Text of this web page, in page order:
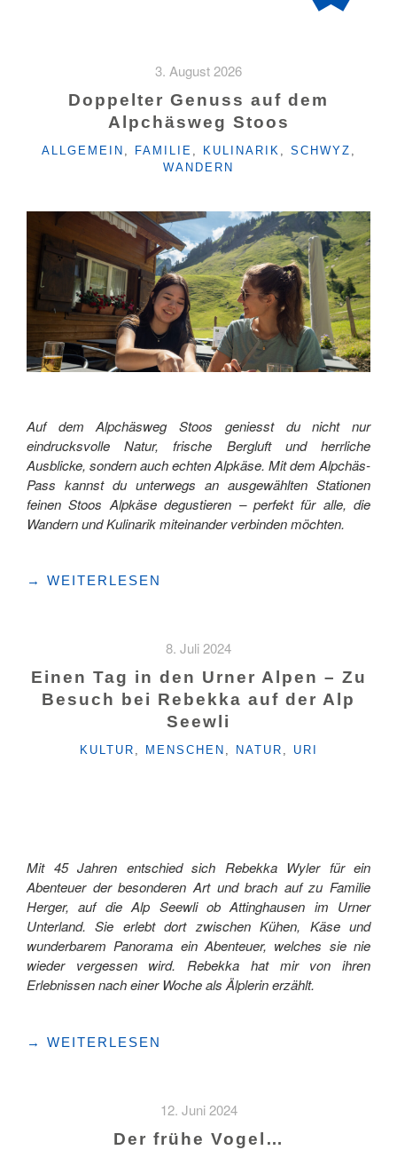
3. August 2026
Doppelter Genuss auf dem
Alpchäsweg Stoos
KATEGORIEN
ALLGEMEIN , FAMILIE , KULINARIK , SCHWYZ ,
WANDERN
Auf dem Alpchäsweg Stoos geniesst du nicht nur
eindrucksvolle Natur, frische Bergluft und herrliche
Ausblicke, sondern auch echten Alpkäse. Mit dem Alpchäs-
Pass kannst du unterwegs an ausgewählten Stationen
feinen Stoos Alpkäse degustieren – perfekt für alle, die
Wandern und Kulinarik miteinander verbinden möchten.
"DOPPELTER
STOOS"
→ WEITERLESEN
8. Juli 2024
Einen Tag in den Urner Alpen – Zu
Besuch bei Rebekka auf der Alp
Seewli
KATEGORIEN
KULTUR , MENSCHEN , NATUR , URI
Mit 45 Jahren entschied sich Rebekka Wyler für ein
Abenteuer der besonderen Art und brach auf zu Familie
Herger, auf die Alp Seewli ob Attinghausen im Urner
Unterland. Sie erlebt dort zwischen Kühen, Käse und
wunderbarem Panorama ein Abenteuer, welches sie nie
wieder vergessen wird. Rebekka hat mir von ihren
Erlebnissen nach einer Woche als Älplerin erzählt.
"EINEN
→ WEITERLESEN
12. Juni 2024
Der frühe Vogel…